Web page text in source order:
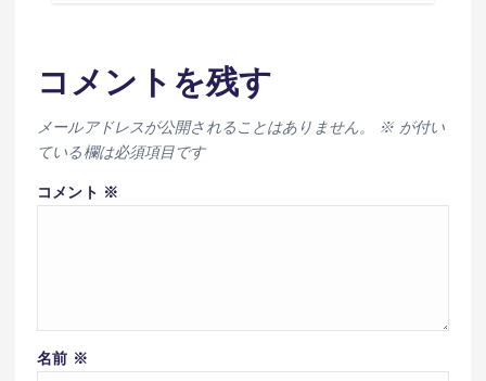
コメントを残す
メールアドレスが公開されることはありません。 ※が付い
ている欄は必須項目です
コメント ※
名前 ※